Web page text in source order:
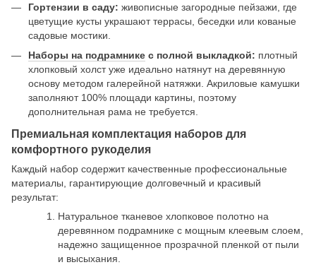
Гортензии в саду: живописные загородные пейзажи, где
цветущие кусты украшают террасы, беседки или кованые
садовые мостики.
Наборы на подрамнике с полной выкладкой: плотный
хлопковый холст уже идеально натянут на деревянную
основу методом галерейной натяжки. Акриловые камушки
заполняют 100% площади картины, поэтому
дополнительная рама не требуется.
Премиальная комплектация наборов для
комфортного рукоделия
Каждый набор содержит качественные профессиональные
материалы, гарантирующие долговечный и красивый
результат:
Натуральное тканевое хлопковое полотно на
деревянном подрамнике с мощным клеевым слоем,
надежно защищенное прозрачной пленкой от пыли
и высыхания.